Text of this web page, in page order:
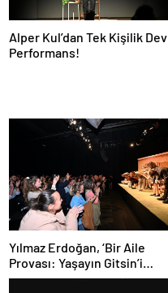
Alper Kul’dan Tek Kişilik Dev
Performans!
Yılmaz Erdoğan, ‘Bir Aile
Provası: Yaşayın Gitsin’i
İzlemek İçin Maximum Uniq